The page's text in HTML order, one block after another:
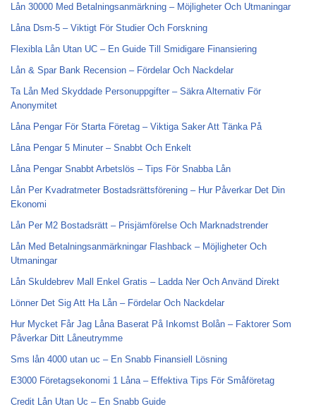
Lån 30000 Med Betalningsanmärkning – Möjligheter Och Utmaningar
Låna Dsm-5 – Viktigt För Studier Och Forskning
Flexibla Lån Utan UC – En Guide Till Smidigare Finansiering
Lån & Spar Bank Recension – Fördelar Och Nackdelar
Ta Lån Med Skyddade Personuppgifter – Säkra Alternativ För
Anonymitet
Låna Pengar För Starta Företag – Viktiga Saker Att Tänka På
Låna Pengar 5 Minuter – Snabbt Och Enkelt
Låna Pengar Snabbt Arbetslös – Tips För Snabba Lån
Lån Per Kvadratmeter Bostadsrättsförening – Hur Påverkar Det Din
Ekonomi
Lån Per M2 Bostadsrätt – Prisjämförelse Och Marknadstrender
Lån Med Betalningsanmärkningar Flashback – Möjligheter Och
Utmaningar
Lån Skuldebrev Mall Enkel Gratis – Ladda Ner Och Använd Direkt
Lönner Det Sig Att Ha Lån – Fördelar Och Nackdelar
Hur Mycket Får Jag Låna Baserat På Inkomst Bolån – Faktorer Som
Påverkar Ditt Låneutrymme
Sms lån 4000 utan uc – En Snabb Finansiell Lösning
E3000 Företagsekonomi 1 Låna – Effektiva Tips För Småföretag
Credit Lån Utan Uc – En Snabb Guide